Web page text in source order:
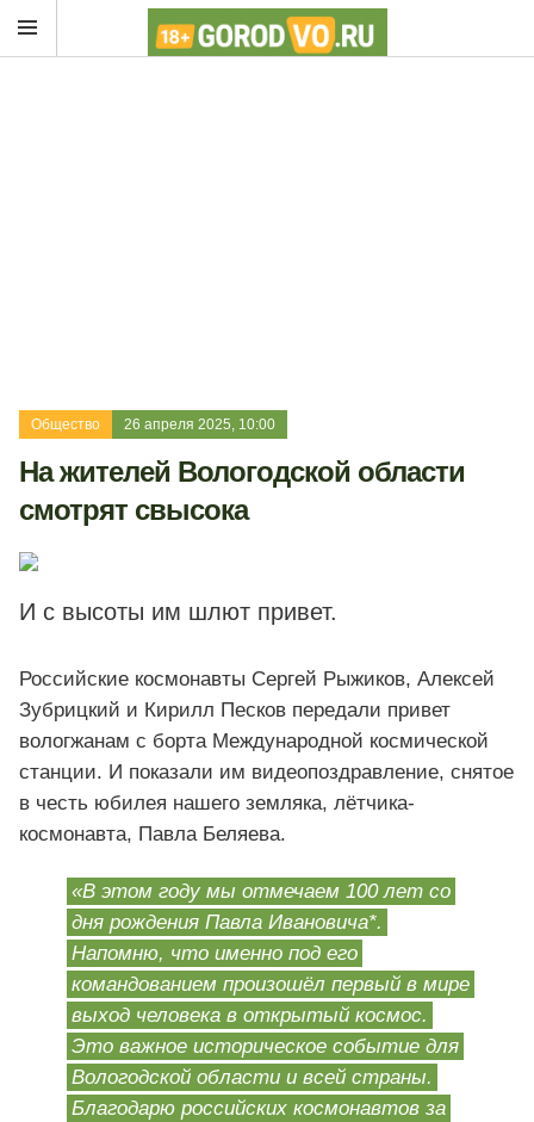
Общество 26 апреля 2025, 10:00
На жителей Вологодской области
смотрят свысока
И с высоты им шлют привет.
Российские космонавты Сергей Рыжиков, Алексей
Зубрицкий и Кирилл Песков передали привет
вологжанам с борта Международной космической
станции. И показали им видеопоздравление, снятое
в честь юбилея нашего земляка, лётчика-
космонавта, Павла Беляева.
«В этом году мы отмечаем 100 лет со
дня рождения Павла Ивановича*.
Напомню, что именно под его
командованием произошёл первый в мире
выход человека в открытый космос.
Это важное историческое событие для
Вологодской области и всей страны.
Благодарю российских космонавтов за